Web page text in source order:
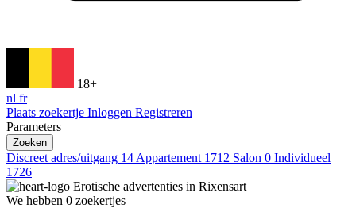
18+
nl fr
Plaats zoekertje Inloggen Registreren
Parameters
Zoeken
Discreet adres/uitgang 14 Appartement 1712 Salon 0 Individueel
1726
Erotische advertenties in Rixensart
We hebben 0 zoekertjes